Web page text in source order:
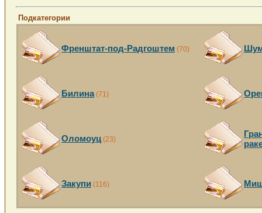
Подкатегории
Френштат-под-Радгоштем (70)
Билина(71)
Оломоуц (23)
Закупи (116)